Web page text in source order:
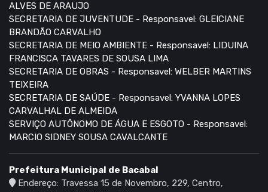
ALVES DE ARAUJO
SECRETARIA DE JUVENTUDE - Responsavel: GLEICIANE
BRANDÃO CARVALHO
SECRETARIA DE MEIO AMBIENTE - Responsavel: LIDUINA
FRANCISCA TAVARES DE SOUSA LIMA
SECRETARIA DE OBRAS - Responsavel: WELBER MARTINS
TEIXEIRA
SECRETARIA DE SAÚDE - Responsavel: YVANNA LOPES
CARVALHAL DE ALMEIDA
SERVIÇO AUTÔNOMO DE ÁGUA E ESGOTO - Responsavel:
MARCIO SIDNEY SOUSA CAVALCANTE
Prefeitura Municipal de Bacabal
Endereço: Travessa 15 de Novembro, 229, Centro,